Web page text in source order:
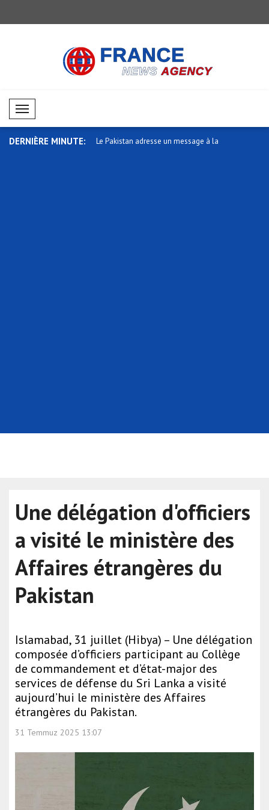
Mobil Menü
DERNIÈRE MINUTE:
est aux côtés du Le Pakistan adresse un message à la
Une délégation d'officiers
a visité le ministère des
Affaires étrangères du
Pakistan
Islamabad, 31 juillet (Hibya) – Une délégation
composée d’officiers participant au Collège
de commandement et d’état-major des
services de défense du Sri Lanka a visité
aujourd’hui le ministère des Affaires
étrangères du Pakistan.
31 Temmuz 2025 13:07